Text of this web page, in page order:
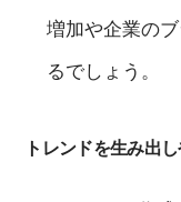
増加や企業の
るでしょう。
トレンドを生み出